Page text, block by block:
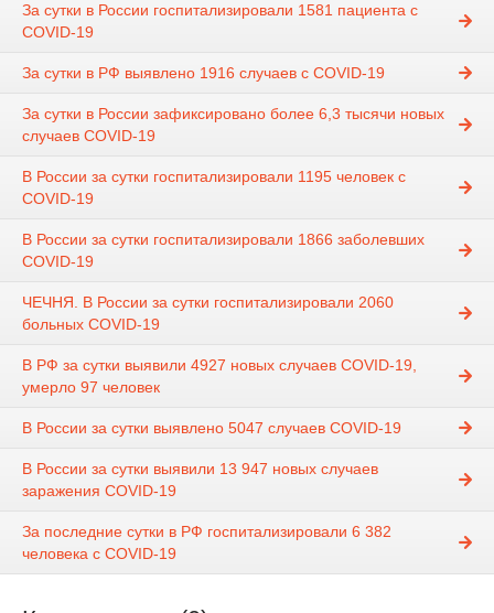
За сутки в России госпитализировали 1581 пациента с
COVID-19
За сутки в РФ выявлено 1916 случаев с COVID-19
За сутки в России зафиксировано более 6,3 тысячи новых
случаев COVID-19
В России за сутки госпитализировали 1195 человек с
COVID-19
В России за сутки госпитализировали 1866 заболевших
COVID-19
ЧЕЧНЯ. В России за сутки госпитализировали 2060
больных COVID-19
В РФ за сутки выявили 4927 новых случаев COVID-19,
умерло 97 человек
В России за сутки выявлено 5047 случаев COVID-19
В России за сутки выявили 13 947 новых случаев
заражения COVID-19
За последние сутки в РФ госпитализировали 6 382
человека с COVID-19